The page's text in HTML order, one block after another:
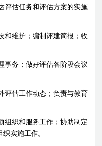
评估任务和评估方案的实施
和维护；编制评建简报；收
事务；做好评估各阶段会议
评估工作动态；负责与教育
组织和服务工作；协助制定
实施工作。